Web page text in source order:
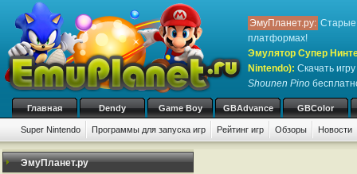
ЭмуПланет.ру: Старые
платформах!
Эмулятор Супер
Nintendo): Скачать игру
Shounen Pino
Главная Dendy Game Boy GBAdvance GBColor
Super Nintendo Программы для запуска игр Рейтинг игр Обзоры Новости
Игры: # A B C D E F G H I
ЭмуПланет.ру